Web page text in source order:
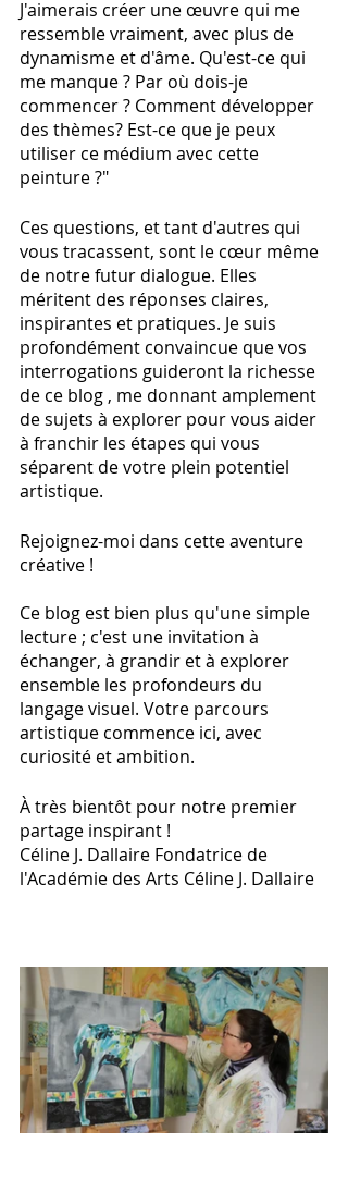
J'aimerais créer une œuvre qui me
ressemble vraiment, avec plus de
dynamisme et d'âme. Qu'est-ce qui
me manque ? Par où dois-je
commencer ? Comment développer
des thèmes? Est-ce que je peux
utiliser ce médium avec cette
peinture ?"
Ces questions, et tant d'autres qui
vous tracassent, sont le cœur même
de notre futur dialogue. Elles
méritent des réponses claires,
inspirantes et pratiques. Je suis
profondément convaincue que vos
interrogations guideront la richesse
de ce blog , me donnant amplement
de sujets à explorer pour vous aider
à franchir les étapes qui vous
séparent de votre plein potentiel
artistique.
Rejoignez-moi dans cette aventure
créative !
Ce blog est bien plus qu'une simple
lecture ; c'est une invitation à
échanger, à grandir et à explorer
ensemble les profondeurs du
langage visuel. Votre parcours
artistique commence ici, avec
curiosité et ambition.
À très bientôt pour notre premier
partage inspirant !
Céline J. Dallaire Fondatrice de
l'Académie des Arts Céline J. Dallaire